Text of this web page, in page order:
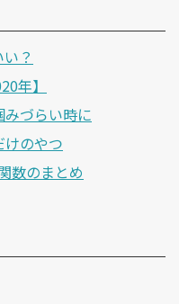
？
年】
づらい時に
のやつ
数のまとめ